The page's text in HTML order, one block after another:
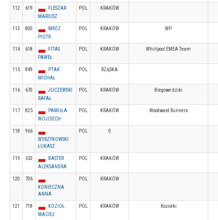
112 619
FLESZAR
MARIUSZ
POL KRAKÓW
113 800
MRÓZ
PIOTR
POL KRAKÓW WP
114 618
FITAS
PAWEŁ
POL KRAKÓW Whirlpool EMEA Team
115 849
PTAK
MICHAŁ
POL RZĄSKA
116 670
JUCZEWSKI
RAFAŁ
POL KRAKÓW Biegowe dziki
117 825
PAMUŁA
WOJCIECH
POL KRAKÓW Woodward Runners
118
966
WYRZYKOWSKI
ŁUKASZ
POL 0
119 553
BASTER
ALEKSANDRA
POL KRAKÓW
120
706
KONIECZNA
ANNA
POL KRAKÓW
121 718
KOZIOŁ
MACIEJ
POL KRAKÓW Koziołki